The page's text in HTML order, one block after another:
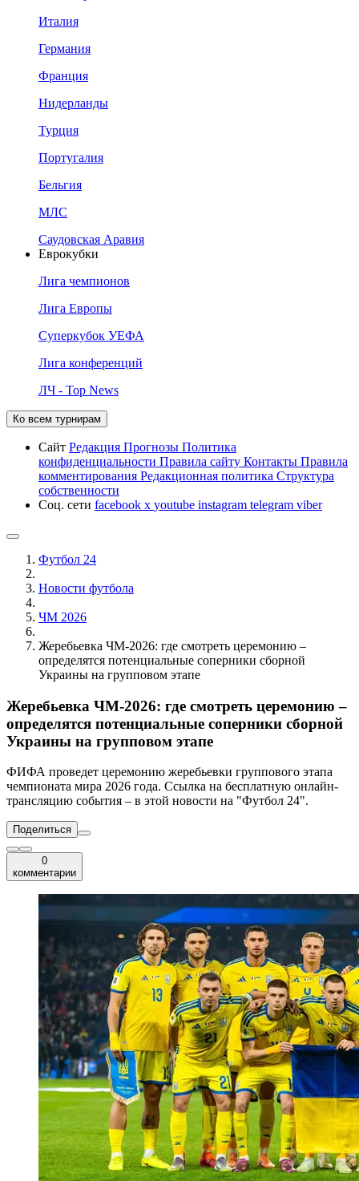
Италия
Германия
Франция
Нидерланды
Турция
Португалия
Бельгия
МЛС
Саудовская Аравия
Еврокубки
Лига чемпионов
Лига Европы
Суперкубок УЕФА
Лига конференций
ЛЧ - Top News
Ко всем турнирам
Сайт Редакция Прогнозы Политика
конфиденциальности Правила сайту Контакты Правила
комментирования Редакционная политика Структура
собственности
Соц. сети facebook x youtube instagram telegram viber
Футбол 24
Новости футбола
ЧМ 2026
Жеребьевка ЧМ-2026: где смотреть церемонию –
определятся потенциальные соперники сборной
Украины на групповом этапе
Жеребьевка ЧМ-2026: где смотреть церемонию –
определятся потенциальные соперники сборной
Украины на групповом этапе
ФИФА проведет церемонию жеребьевки группового этапа
чемпионата мира 2026 года. Ссылка на бесплатную онлайн-
трансляцию события – в этой новости на "Футбол 24".
Поделиться
0
комментарии